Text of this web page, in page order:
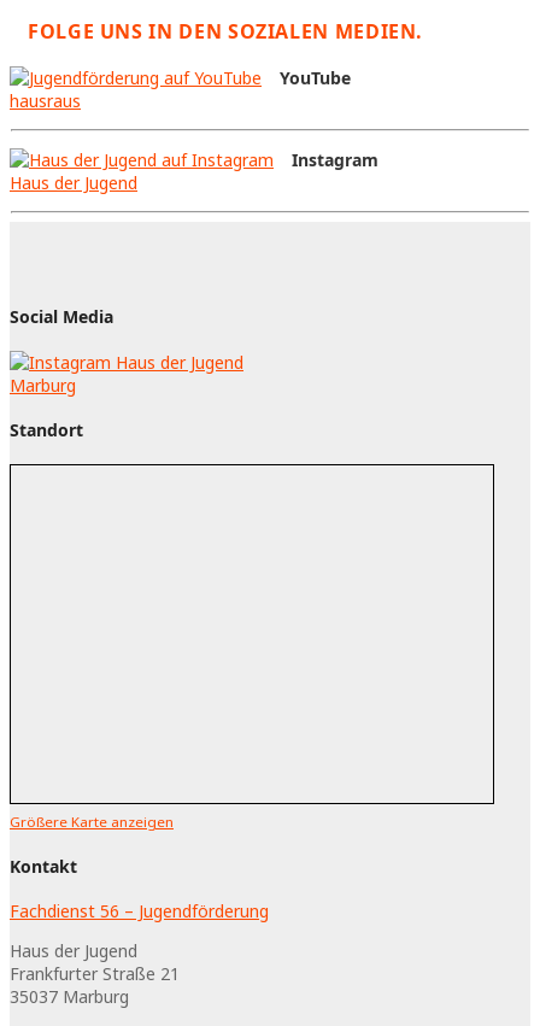
FOLGE UNS IN DEN SOZIALEN MEDIEN.
YouTube
hausraus
Instagram
Haus der Jugend
Social Media
Standort
Größere Karte anzeigen
Kontakt
Fachdienst 56 – Jugendförderung
Haus der Jugend
Frankfurter Straße 21
35037 Marburg